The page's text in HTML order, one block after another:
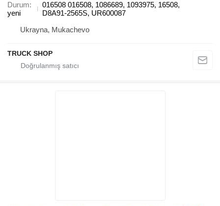
Durum
yeni
016508 016508, 1086689, 1093975, 16508,
D8A91-2565S, UR600087
Ukrayna, Mukachevo
TRUCK SHOP